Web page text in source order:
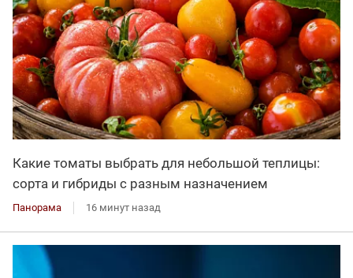
Какие томаты выбрать для небольшой теплицы:
сорта и гибриды с разным назначением
Панорама 16 минут назад